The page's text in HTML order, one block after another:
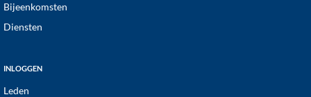
Bijeenkomsten
Diensten
INLOGGEN
Leden